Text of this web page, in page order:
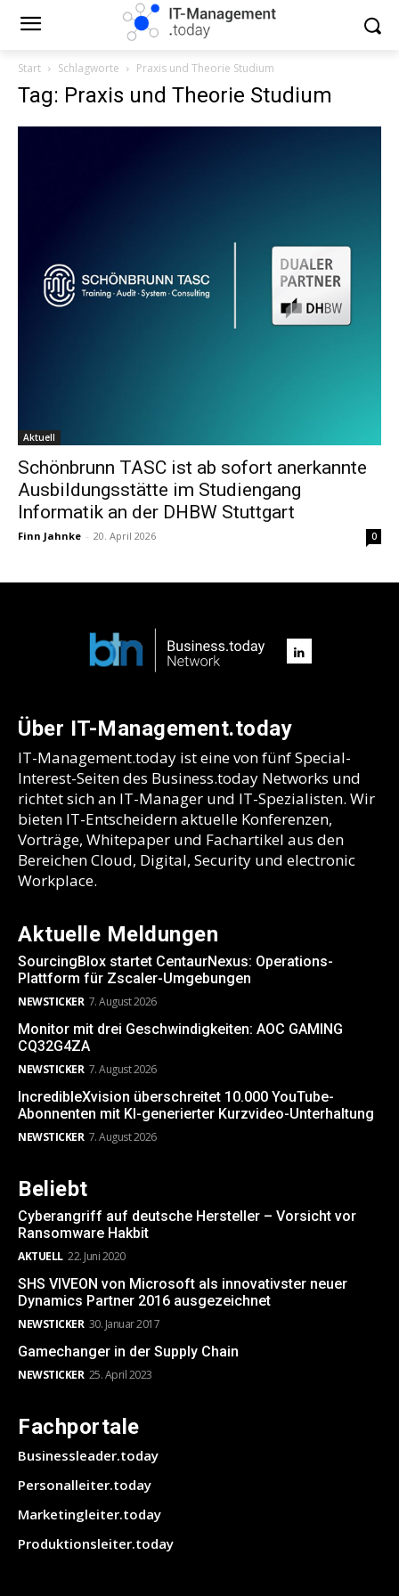
Start Schlagworte Praxis und Theorie Studium
Tag: Praxis und Theorie Studium
Aktuell
Schönbrunn TASC ist ab sofort anerkannte
Ausbildungsstätte im Studiengang
Informatik an der DHBW Stuttgart
Finn Jahnke - 20. April 2026 0
Über IT-Management.today
IT-Management.today ist eine von fünf Special-
Interest-Seiten des Business.today Networks und
richtet sich an IT-Manager und IT-Spezialisten. Wir
bieten IT-Entscheidern aktuelle Konferenzen,
Vorträge, Whitepaper und Fachartikel aus den
Bereichen Cloud, Digital, Security und electronic
Workplace.
Aktuelle Meldungen
SourcingBlox startet CentaurNexus: Operations-
Plattform für Zscaler-Umgebungen
NEWSTICKER 7. August 2026
Monitor mit drei Geschwindigkeiten: AOC GAMING
CQ32G4ZA
NEWSTICKER 7. August 2026
IncredibleXvision überschreitet 10.000 YouTube-
Abonnenten mit KI-generierter Kurzvideo-Unterhaltung
NEWSTICKER 7. August 2026
Beliebt
Cyberangriff auf deutsche Hersteller – Vorsicht vor
Ransomware Hakbit
AKTUELL 22. Juni 2020
SHS VIVEON von Microsoft als innovativster neuer
Dynamics Partner 2016 ausgezeichnet
NEWSTICKER 30. Januar 2017
Gamechanger in der Supply Chain
NEWSTICKER 25. April 2023
Fachportale
Businessleader.today
Personalleiter.today
Marketingleiter.today
Produktionsleiter.today